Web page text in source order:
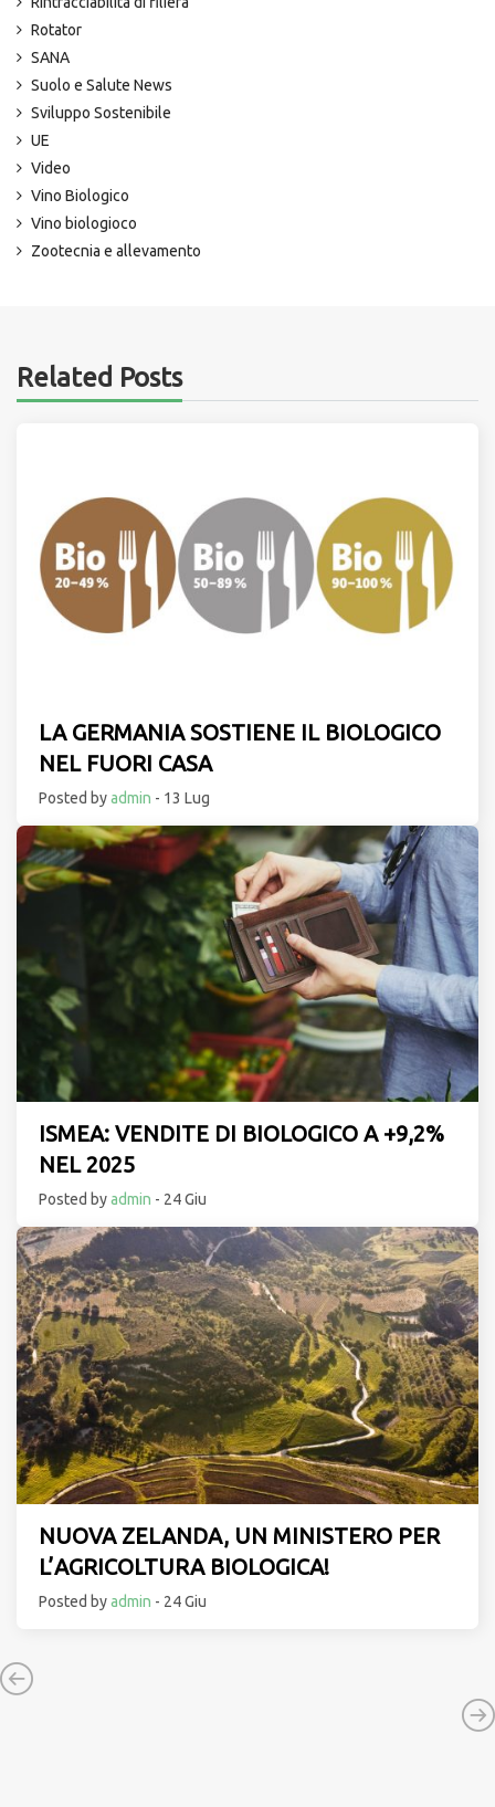
Rotator
SANA
Suolo e Salute News
Sviluppo Sostenibile
UE
Video
Vino Biologico
Vino biologioco
Zootecnia e allevamento
Related Posts
LA GERMANIA SOSTIENE IL BIOLOGICO
NEL FUORI CASA
Posted byadmin - 13 Lug
ISMEA: VENDITE DI BIOLOGICO A +9,2%
NEL 2025
Posted byadmin - 24 Giu
NUOVA ZELANDA, UN MINISTERO PER
L’AGRICOLTURA BIOLOGICA!
Posted byadmin - 24 Giu